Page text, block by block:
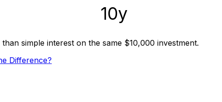
10y
simple interest on the same $10,000 investment.
Difference?